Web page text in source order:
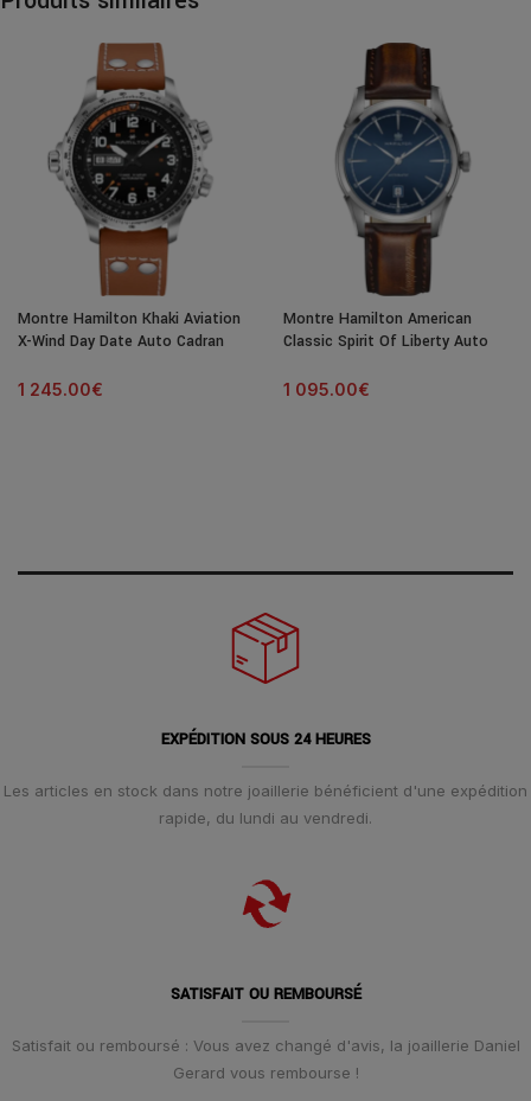
Montre Hamilton Khaki Aviation
X-Wind Day Date Auto Cadran
1 245.00€
Montre Hamilton American
Classic Spirit Of Liberty Auto
1 095.00€
EXPÉDITION SOUS 24 HEURES
Les articles en stock dans notre joaillerie bénéficient d'une expédition
rapide, du lundi au vendredi.
SATISFAIT OU REMBOURSÉ
Satisfait ou remboursé : Vous avez changé d'avis, la joaillerie Daniel
Gerard vous rembourse !